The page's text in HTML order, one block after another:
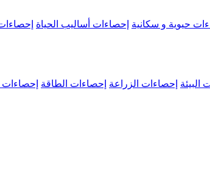
حيوية و سكانية إحصاءات أساليب الحياة
البيئة إحصاءات الزراعة إحصاءات الطاقة إحصاءات